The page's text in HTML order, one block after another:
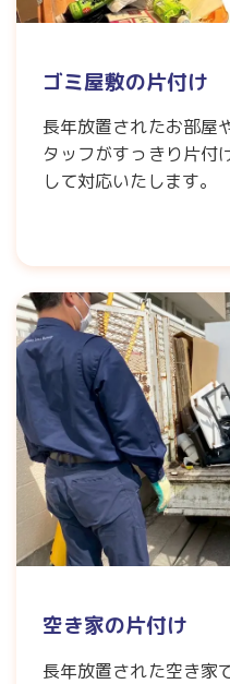
ゴミ屋敷の片付け
長年放置されたお部屋
タッフがすっきり片付
して対応いたします。
空き家の片付け
長年放置された空き家